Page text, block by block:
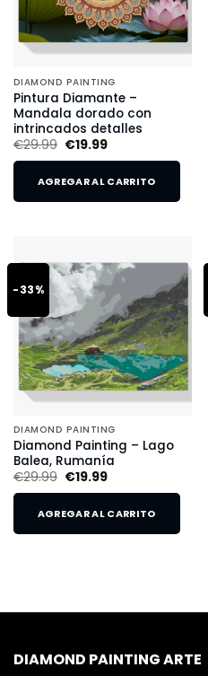
DIAMOND PAINTING
Pintura Diamante –
Mandala dorado con
intrincados detalles
€29.99 €19.99
AGREGAR AL CARRITO
-33%
DIAMOND PAINTING
Diamond Painting – Lago
Balea, Rumanía
€29.99 €19.99
AGREGAR AL CARRITO
DIAMOND PAINTING ARTE